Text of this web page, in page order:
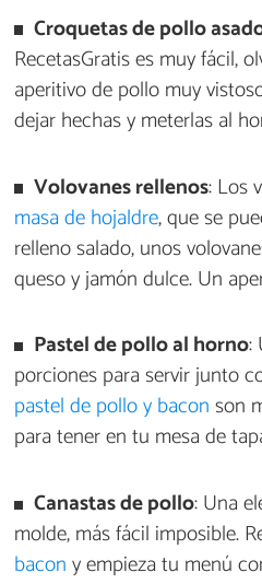
Croquetas de pollo
RecetasGratis es muy fácil,
aperitivo de pollo muy
dejar hechas y meterlas al
Volovanes rellenos: Los
masa de hojaldre, que se
relleno salado, unos
queso y jamón dulce. Un
Pastel de pollo al horno:
porciones para servir junto
pastel de pollo y baconson
para tener en tu mesa de
Canastas de pollo: Una
molde, más fácil imposible.
bacony empieza tu menú